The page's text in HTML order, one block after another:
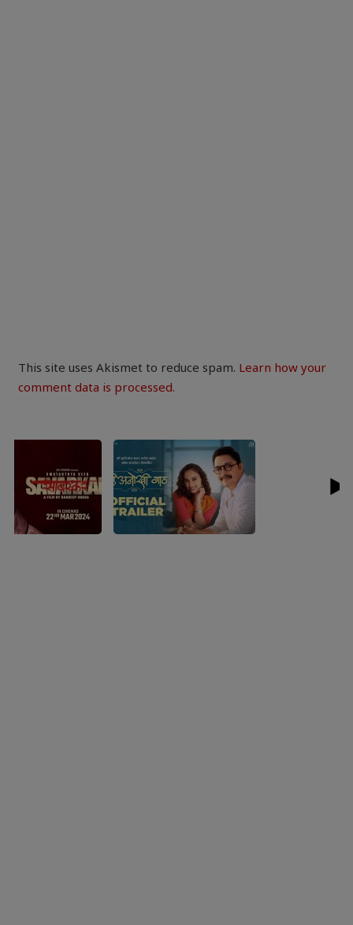
This site uses Akismet to reduce spam. Learn how your
comment data is processed.